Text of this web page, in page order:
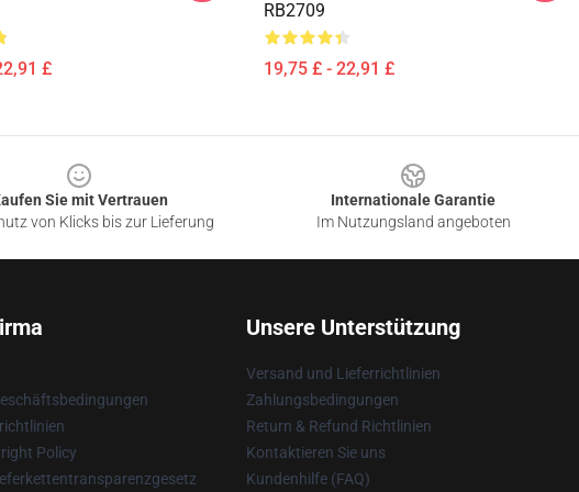
£
RB2709
19,75 £ - 22,91 £
Sie mit Vertrauen
von Klicks bis zur Lieferung
Internationale Garantie
Im Nutzungsland angeboten
Policy
Unsere Unterstützung
Versand und Lieferrichtlinien
Zahlungsbedingungen
Return & Refund Richtlinien
Kontaktieren Sie uns
Kundenhilfe (FAQ)